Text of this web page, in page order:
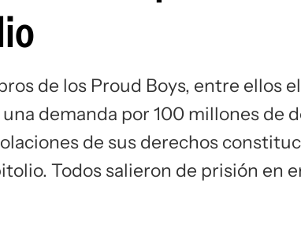
de los Proud Boys, entre ellos
demanda por 100 millones de
de sus derechos
Todos salieron de prisión en